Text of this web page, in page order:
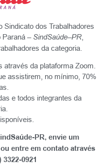
dos Trabalhadores
Paraná – SindSaúde–PR,
da categoria.
da plataforma Zoom.
assistirem, no mínimo, 70%
e todos integrantes da
PR, envie um
entre em contato através
0921